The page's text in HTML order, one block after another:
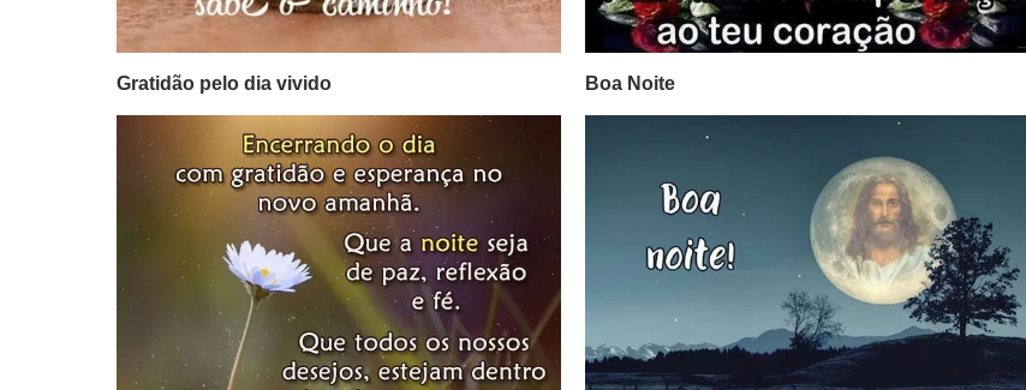
Gratidão pelo dia vivido Boa Noite